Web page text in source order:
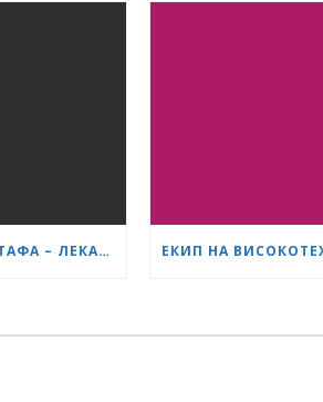
Д-Р ТЮРКАН МУСТАФА – ЛЕКАРЯТ, КОГОТО БЪДЕЩИТЕ МАЙКИ В БУРГАС ЧЕСТО ПРЕПОРЪЧВАТ ЕДНА НА ДРУГА